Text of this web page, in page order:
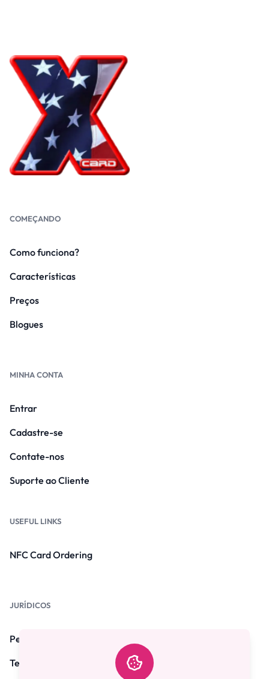
COMEÇANDO
Como funciona?
Características
Preços
Blogues
MINHA CONTA
Entrar
Cadastre-se
Contate-nos
Suporte ao Cliente
USEFUL LINKS
NFC Card Ordering
JURÍDICOS
Perguntas frequentes
Termos e Condições